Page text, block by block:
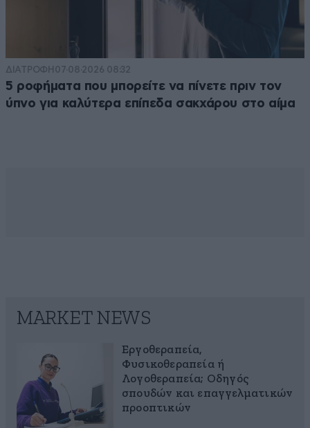
ΔΙΑΤΡΟΦΗ 07·08·2026 08:32
5 ροφήματα που μπορείτε να πίνετε πριν τον
ύπνο για καλύτερα επίπεδα σακχάρου στο αίμα
MARKET NEWS
Εργοθεραπεία,
Φυσικοθεραπεία ή
Λογοθεραπεία; Οδηγός
σπουδών και επαγγελματικών
προοπτικών